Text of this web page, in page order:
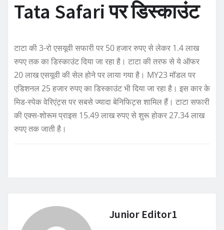
Tata Safari पर डिस्काउंट
टाटा की 3-रो एसयूवी सफारी पर 50 हजार रुपए से लेकर 1.4 लाख
रुपए तक का डिस्काउंट दिया जा रहा है। टाटा की तरफ से ये ऑफर
20 लाख एसयूवी की सेल होने पर लाया गया है। MY23 मॉडल पर
एडिशनल 25 हजार रुपए का डिस्काउंट भी दिया जा रहा है। इस कार के
मिड-स्पेक वेरिएंट्स पर सबसे ज्यादा बेनिफिट्स शामिल हैं। टाटा सफारी
की एक्स-शोरूम प्राइस 15.49 लाख रुपए से शुरू होकर 27.34 लाख
रुपए तक जाती है।
Junior Editor1